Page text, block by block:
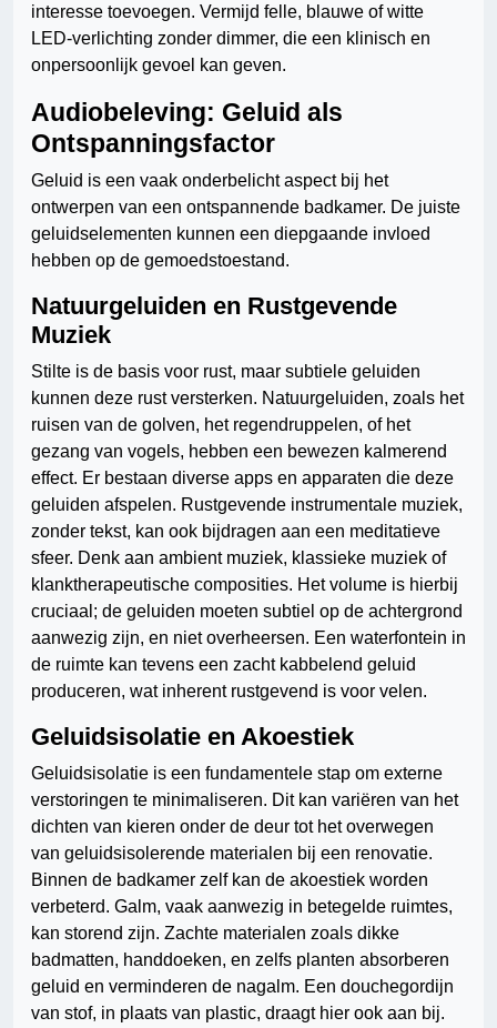
interesse toevoegen. Vermijd felle, blauwe of witte
LED-verlichting zonder dimmer, die een klinisch en
onpersoonlijk gevoel kan geven.
Audiobeleving: Geluid als
Ontspanningsfactor
Geluid is een vaak onderbelicht aspect bij het
ontwerpen van een ontspannende badkamer. De juiste
geluidselementen kunnen een diepgaande invloed
hebben op de gemoedstoestand.
Natuurgeluiden en Rustgevende
Muziek
Stilte is de basis voor rust, maar subtiele geluiden
kunnen deze rust versterken. Natuurgeluiden, zoals het
ruisen van de golven, het regendruppelen, of het
gezang van vogels, hebben een bewezen kalmerend
effect. Er bestaan diverse apps en apparaten die deze
geluiden afspelen. Rustgevende instrumentale muziek,
zonder tekst, kan ook bijdragen aan een meditatieve
sfeer. Denk aan ambient muziek, klassieke muziek of
klanktherapeutische composities. Het volume is hierbij
cruciaal; de geluiden moeten subtiel op de achtergrond
aanwezig zijn, en niet overheersen. Een waterfontein in
de ruimte kan tevens een zacht kabbelend geluid
produceren, wat inherent rustgevend is voor velen.
Geluidsisolatie en Akoestiek
Geluidsisolatie is een fundamentele stap om externe
verstoringen te minimaliseren. Dit kan variëren van het
dichten van kieren onder de deur tot het overwegen
van geluidsisolerende materialen bij een renovatie.
Binnen de badkamer zelf kan de akoestiek worden
verbeterd. Galm, vaak aanwezig in betegelde ruimtes,
kan storend zijn. Zachte materialen zoals dikke
badmatten, handdoeken, en zelfs planten absorberen
geluid en verminderen de nagalm. Een douchegordijn
van stof, in plaats van plastic, draagt hier ook aan bij.